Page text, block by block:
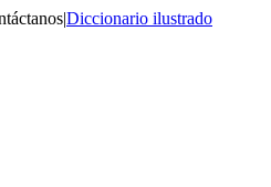
|Diccionario ilustrado